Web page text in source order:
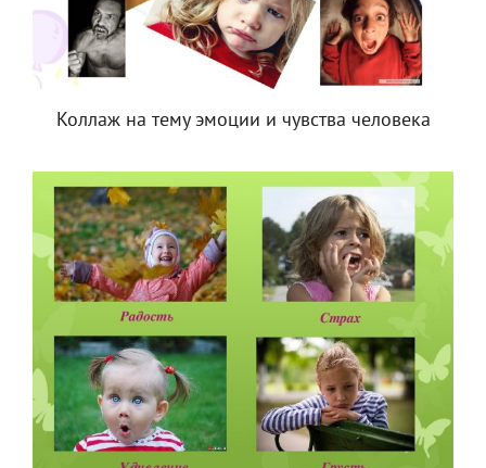
Коллаж на тему эмоции и чувства человека